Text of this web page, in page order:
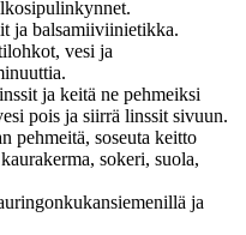
ja balsamiiviinietikka.
vesi ja
ja keitä ne pehmeiksi
pois ja siirrä linssit sivuun.
pehmeitä, soseuta keitto
sokeri, suola,
ja